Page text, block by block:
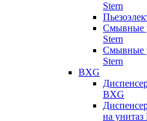
Stern
Смывные
Stern
Смывные
Stern
BXG
BXG
на